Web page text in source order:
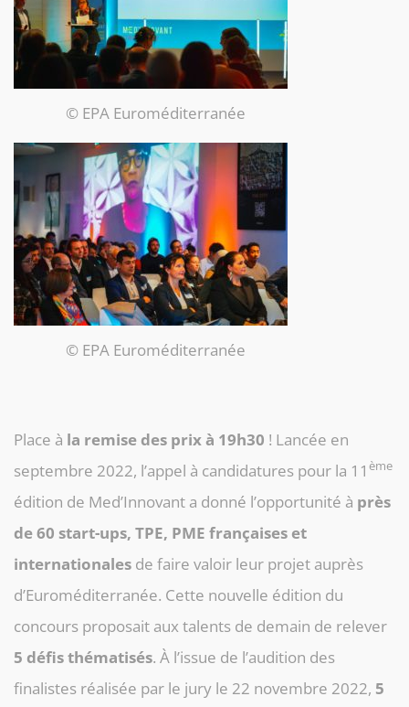
© EPA Euroméditerranée
© EPA Euroméditerranée
Place à la remise des prix à 19h30 ! Lancée en
septembre 2022, l’appel à candidatures pour la 11 ème
édition de Med’Innovant a donné l’opportunité à près
de 60 start-ups, TPE, PME françaises et
internationales de faire valoir leur projet auprès
d’Euroméditerranée. Cette nouvelle édition du
concours proposait aux talents de demain de relever
5 défis thématisés. À l’issue de l’audition des
finalistes réalisée par le jury le 22 novembre 2022, 5